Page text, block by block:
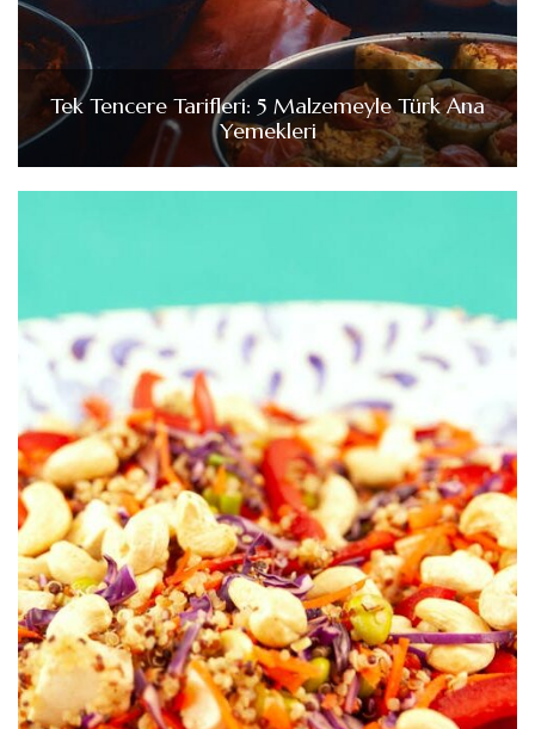
Tek Tencere Tarifleri: 5 Malzemeyle Türk Ana
Yemekleri